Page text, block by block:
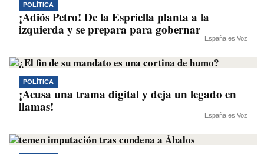
POLÍTICA
¡Adiós Petro! De la Espriella planta a la
izquierda y se prepara para gobernar
España es Voz
POLÍTICA
¡Acusa una trama digital y deja un legado en
llamas!
España es Voz